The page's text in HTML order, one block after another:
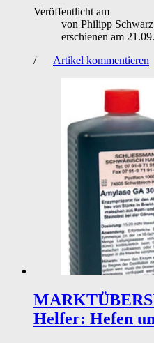
Veröffentlicht am
von Philipp Schwarz
erschienen am
/
Artikel kommentieren
Helfer: Hefen